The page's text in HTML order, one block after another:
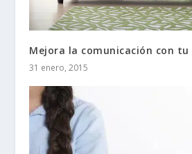
Mejora la comunicación con tu
31 enero, 2015